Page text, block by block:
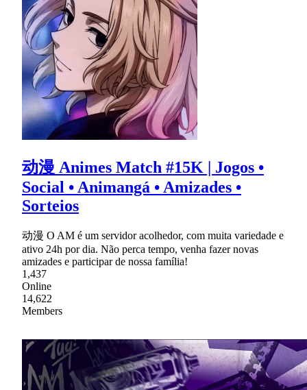
动漫 Animes Match #15K | Jogos •
Social • Animangá • Amizades •
Sorteios
动漫 O AM é um servidor acolhedor, com muita variedade e
ativo 24h por dia. Não perca tempo, venha fazer novas
amizades e participar de nossa família!
1,437
Online
14,622
Members